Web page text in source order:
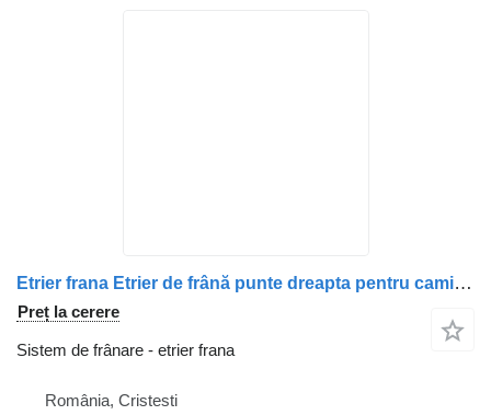
Etrier frana Etrier de frână punte dreapta pentru camion DAF
Preț la cerere
Sistem de frânare - etrier frana
România, Cristesti